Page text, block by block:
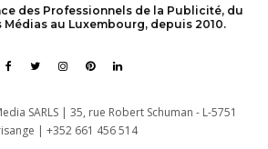
des Professionnels de la Publicité, du
Médias au Luxembourg, depuis 2010.
SARLS | 35, rue Robert Schuman - L-5751
| +352 661 456 514